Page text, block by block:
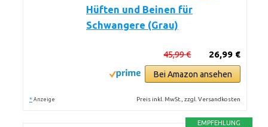
Hüften und Beinen für
Schwangere (Grau)
26,99 €
45,99 €
Bei Amazon ansehen
* Anzeige Preis inkl. MwSt., zzgl. Versandkosten
EMPFEHLUNG